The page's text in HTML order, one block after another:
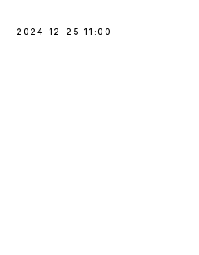
2024-12-25 11:00